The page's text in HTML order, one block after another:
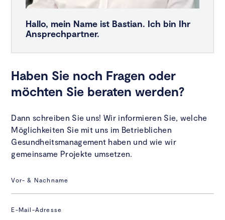
Haben Sie noch Fragen oder
möchten Sie beraten werden?
Dann schreiben Sie uns! Wir informieren Sie, welche
Möglichkeiten Sie mit uns im Betrieblichen
Gesundheitsmanagement haben und wie wir
gemeinsame Projekte umsetzen.
Vor- & Nachname
E-Mail-Adresse
Hallo, mein Name ist Bastian. Ich bin Ihr
Ansprechpartner.